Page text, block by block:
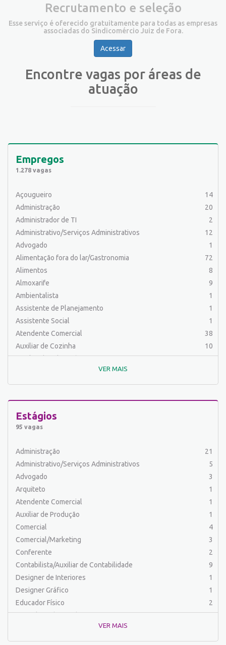
Recrutamento e seleção
Esse serviço é oferecido gratuitamente para todas as empresas
associadas do Sindicomércio Juiz de Fora.
Acessar
Encontre vagas por áreas de
atuação
Empregos
1.278 vagas
Açougueiro
14
Administração
20
Administrador de TI
2
Administrativo/Serviços Administrativos
12
Advogado
1
Alimentação fora do lar/Gastronomia
72
Alimentos
8
Almoxarife
9
Ambientalista
1
Assistente de Planejamento
1
Assistente Social
1
Atendente Comercial
38
Auxiliar de Cozinha
10
Auxiliar de Laboratório
2
Auxiliar de Manutenção Predial
Auxiliar de Mecânica
1
Auxiliar de Serviços
Barman
Cabeleireiro
Caixa Bancário/Operador de Caixa
Carpinteiro
Carregador/Ajudante Carga e Descarga
Chefe de Cozinha
Comercial
Comercial/Marketing
Comprador
Conferente
Contabilista/Auxiliar de Contabilidade
Controlador
Costureira/Costureiro Industrial
Cozinha/ Pizzaiolo
4
VER MAIS
Estágios
95 vagas
Administração
21
Administrativo/Serviços Administrativos
5
Advogado
3
Arquiteto
1
Atendente Comercial
1
Auxiliar de Produção
1
Comercial
4
Comercial/Marketing
3
Conferente
2
Contabilista/Auxiliar de Contabilidade
9
Designer de Interiores
1
Designer Gráfico
1
Educador Físico
2
Engenharia (Outras)
1
Engenharia Elétrica e Eletrônica
1
VER MAIS